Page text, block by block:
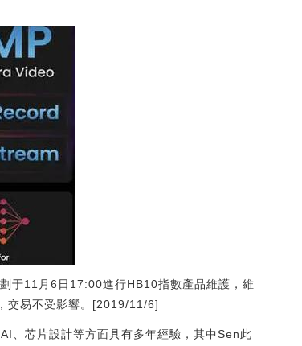
于11月6日17:00進行HB10指數產品維護，維
交易不受影響。[2019/11/6]
芯片設計等方面具有多年經驗，其中Sen此